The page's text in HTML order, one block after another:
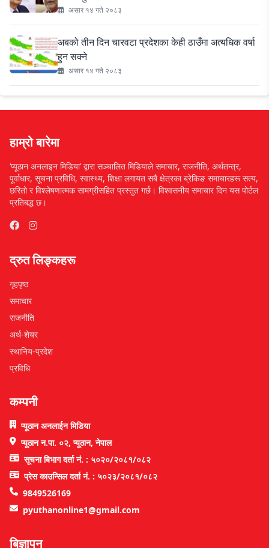
असार १४ गते २०८३
अबको तीन दिन चारवटा प्रदेशका केही ठाउँमा अत्यधिक वर्षा
हुन सक्ने
असार १४ गते २०८३
हाम्रो बारेमा
‘प्यूठान अनलाइन मिडिया’ द्वारा सञ्चालित मिडियाले समाचार, राजनीति, अर्थतन्त्र,
पूर्वाधार, सूचना प्रविधि, स्वास्थ्य, शिक्षा लगायत सबै क्षेत्रका ब्रेकिङ समाचारहरू सत्य,
छरितो र विश्लेषणात्मक सामग्रीसहित प्रस्तुत गर्छ। विश्वसनीय समाचार दिन यस पोर्टल
प्रतिबद्ध छ।
द्रुत लिङ्कहरू
गृहपृष्ठ
समाचार
राजनीति
अर्थ-शेयर
स्थानिय-प्रदेश
प्रविधि
कम्पनी
प्यूठान अनलाईन मिडिया
प्यूठान न.पा. ०२, प्यूठान, नेपाल
सूचना बिभाग दर्ता नं. : ५०२०/२०८१/०८२
प्रेस काउन्सिल दर्ता नं. : ५०२३/२०८१/०८२
9849526169
pyuthanonline1@gmail.com
बिज्ञापन